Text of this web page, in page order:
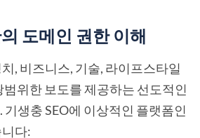
도메인 권한 이해
, 비즈니스, 기술, 라이프스타일
범위한 보도를 제공하는 선도적인
생충 SEO에 이상적인 플랫폼인
다: